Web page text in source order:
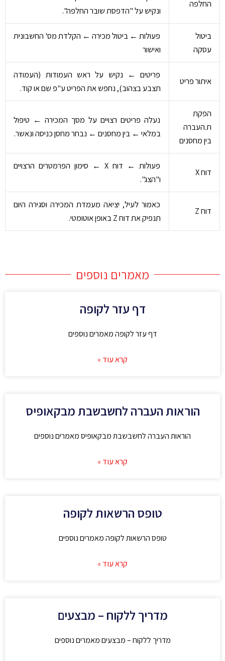
החלפה
ונקיש על "הדפסת שובר החלפה".
ביטול
עסקה
פעולות ← ביטול מכירה ← הקלדת מס' החשבונית
ואישור
איתור פריט
פריטים ← נקיש על ראש העמודות (העמודה
תצבע בצהוב), נחפש את הפריט ע"פ שם או קוד.
הפקת
ת.העברה
בין מחסנים
נעלה פריטים רצויים על מסך המכירה ← טיפול
במלאי ← בין מחסנים ← נבחר מחסן כניסה ונאשר.
דוח X
פעולות ← דוח X ← סימון הפרמטרים הרצויים
ו"הצג".
דוח Z
כאמור לעיל, יציאה מעמדת המכירה וסגירה היום
תנפיק את דוח Z באופן אוטומטי.
מאמרים נוספים
דף עזר לקופה
דף עזר לקופה מאמרים נוספים
קרא עוד »
הוראות העברה לחשבשבת מבקאופיס
הוראות העברה לחשבשבת מבקאופיס מאמרים נוספים
קרא עוד »
טופס הרשאות לקופה
טופס הרשאות לקופה מאמרים נוספים
קרא עוד »
מדריך ללקוח – מבצעים
מדריך ללקוח – מבצעים מאמרים נוספים